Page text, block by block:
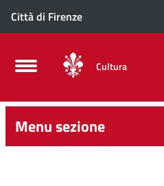
Città di Firenze
Cultura
Menu sezione